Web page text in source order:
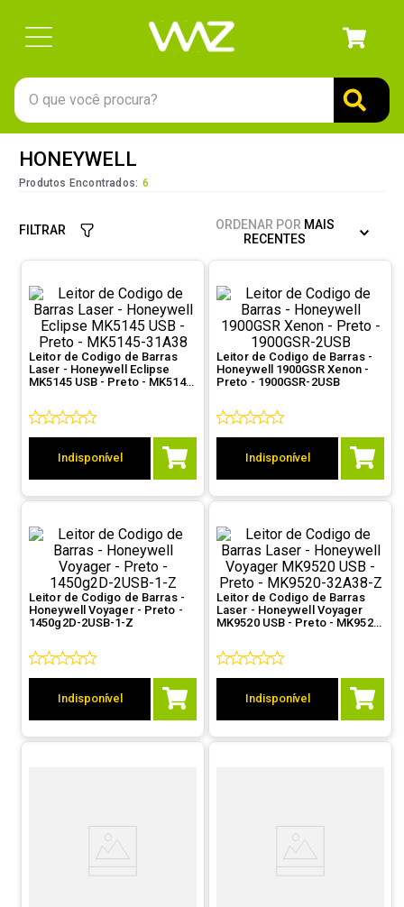
O que você procura?
HONEYWELL
Produtos Encontrados: 6
FILTRAR ORDENAR POR MAIS
RECENTES
Leitor de Codigo de Barras
Laser - Honeywell Eclipse
MK5145 USB - Preto - MK5145-
Indisponível
Leitor de Codigo de Barras -
Honeywell 1900GSR Xenon -
Preto - 1900GSR-2USB
Indisponível
Leitor de Codigo de Barras -
Honeywell Voyager - Preto -
1450g2D-2USB-1-Z
Indisponível
Leitor de Codigo de Barras
Laser - Honeywell Voyager
MK9520 USB - Preto - MK9520-
Indisponível
teclado
4º
ssd
5º
openbox
6 º
mouse
7
fractal
ventoinha
10º